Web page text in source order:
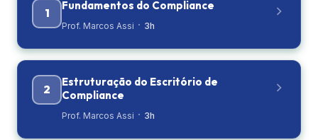
1
Fundamentos do Compliance
Prof. Marcos Assi · 3h
2
Estruturação do Escritório de
Compliance
Prof. Marcos Assi · 3h